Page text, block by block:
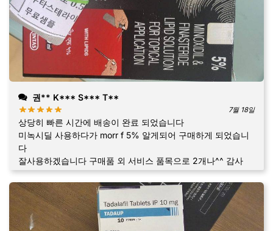
권** K*** S*** T**
7월 18일
상당히 빠른 시간에 배송이 완료 되었습니다
미녹시딜 사용하다가 morr f 5% 알게되어 구매하게 되었습니
다
잘사용하겠습니다 구매품 외 서비스 품목으로 2개나^^ 감사